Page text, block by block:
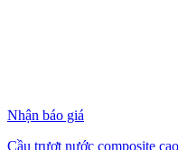
Nhận báo giá
Cầu trượt nước composite